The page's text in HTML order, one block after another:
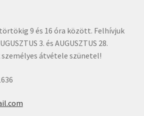
9 és 16 óra között. Felhívjuk
3. és AUGUSZTUS 28.
átvétele szünetel!